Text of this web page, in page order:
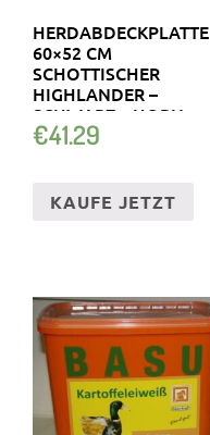
HERDABDECKPLATTE
60×52 CM
SCHOTTISCHER
HIGHLANDER –
SCHWARZ – HORN
€41.29
KAUFE JETZT